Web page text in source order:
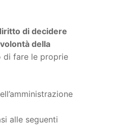
di decidere
volontà della
di fare le proprie
alle seguenti